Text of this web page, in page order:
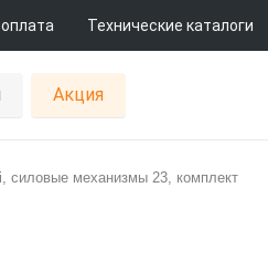
Технические каталоги
Акция
силовые механизмы 23, комплект